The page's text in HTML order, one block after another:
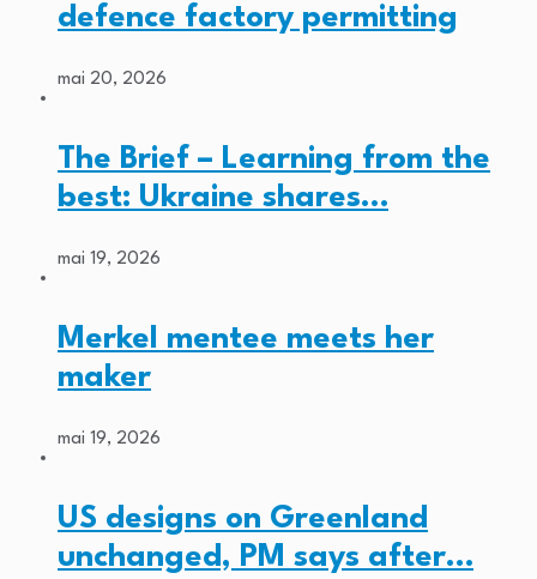
defence factory permitting
mai 20, 2026
The Brief – Learning from the
best: Ukraine shares…
mai 19, 2026
Merkel mentee meets her
maker
mai 19, 2026
US designs on Greenland
unchanged, PM says after…